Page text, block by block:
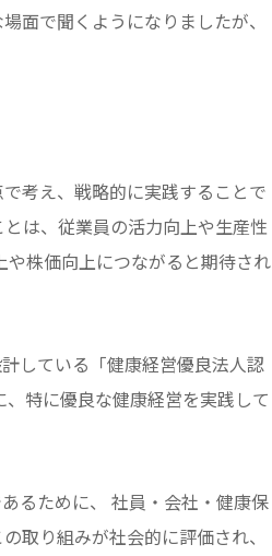
面で聞くようになりましたが、
考え、戦略的に実践することで
は、従業員の活力向上や生産性
株価向上につながると期待され
している「健康経営優良法人認
特に優良な健康経営を実践して
るために、 社員・会社・健康保
取り組みが社会的に評価され、